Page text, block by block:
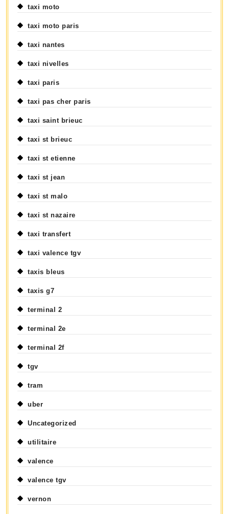
taxi moto
taxi moto paris
taxi nantes
taxi nivelles
taxi paris
taxi pas cher paris
taxi saint brieuc
taxi st brieuc
taxi st etienne
taxi st jean
taxi st malo
taxi st nazaire
taxi transfert
taxi valence tgv
taxis bleus
taxis g7
terminal 2
terminal 2e
terminal 2f
tgv
tram
uber
Uncategorized
utilitaire
valence
valence tgv
vernon